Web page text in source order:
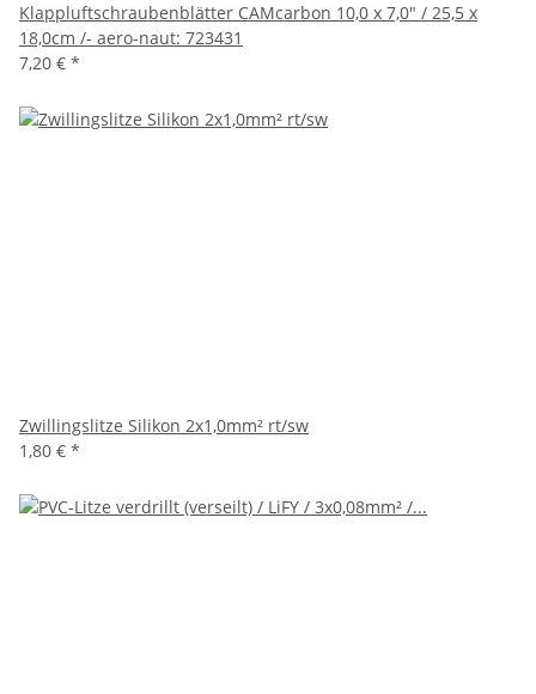
Klappluftschraubenblätter CAMcarbon 10,0 x 7,0" / 25,5 x
18,0cm /- aero-naut: 723431
7,20 € *
Zwillingslitze Silikon 2x1,0mm² rt/sw
1,80 € *